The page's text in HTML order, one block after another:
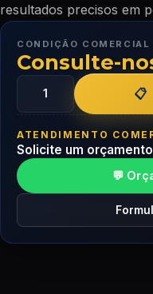
resultados precisos em
CONDIÇÃO COMERCIAL
Consulte-
ATENDIMENTO
Solicite um
💬